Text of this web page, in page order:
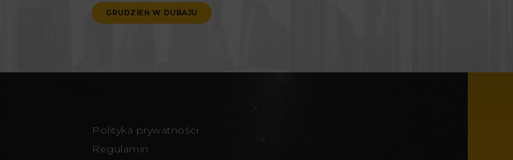
GRUDZIEŃ W DUBAJU
Polityka prywatności
Regulamin